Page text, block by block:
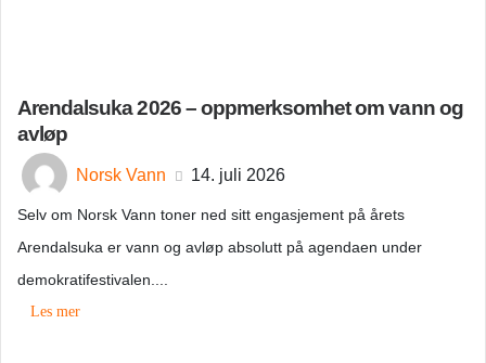
Arendalsuka 2026 – oppmerksomhet om vann og
avløp
Norsk Vann 14. juli 2026
Selv om Norsk Vann toner ned sitt engasjement på årets
Arendalsuka er vann og avløp absolutt på agendaen under
demokratifestivalen....
Les mer